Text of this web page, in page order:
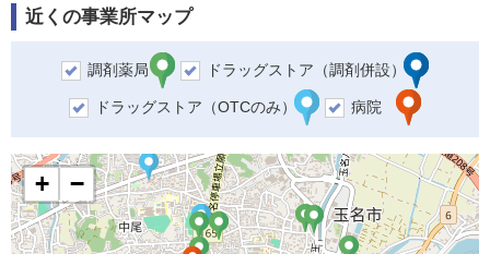
近くの事業所マップ
調剤薬局 ドラッグストア（調剤併設）
ドラッグストア（OTCのみ） 病院
+ −